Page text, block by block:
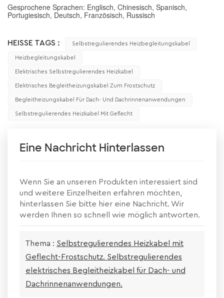
Gesprochene Sprachen: Englisch, Chinesisch, Spanisch,
Portugiesisch, Deutsch, Französisch, Russisch
HEISSE TAGS : Selbstregulierendes Heizbegleitungskabel
Heizbegleitungskabel
Elektrisches Selbstregulierendes Heizkabel
Elektrisches Begleitheizungskabel Zum Frostschutz
Begleitheizungskabel Für Dach- Und Dachrinnenanwendungen
Selbstregulierendes Heizkabel Mit Geflecht
Eine Nachricht Hinterlassen
Wenn Sie an unseren Produkten interessiert sind
und weitere Einzelheiten erfahren möchten,
hinterlassen Sie bitte hier eine Nachricht. Wir
werden Ihnen so schnell wie möglich antworten.
Thema : Selbstregulierendes Heizkabel mit
Geflecht-Frostschutz. Selbstregulierendes
elektrisches Begleitheizkabel für Dach- und
Dachrinnenanwendungen.